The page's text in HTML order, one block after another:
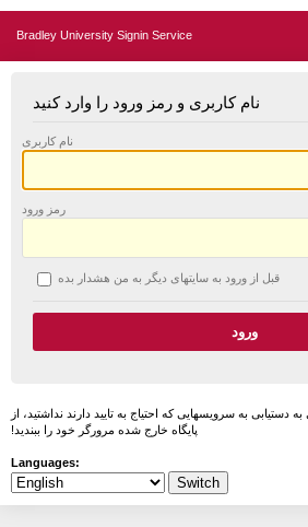
Bradley University Signin Service
نام کاربری و رمز ورود را وارد کنید
نام کاربری
رمز ورود
قبل از ورود به سایتهای دیگر به من هشدار بده
دستیابی به سرویسهایی که احتیاج به تایید دارند نداشتید، از
پایگاه خارج شده مرورگر خود را ببندید!
Languages: